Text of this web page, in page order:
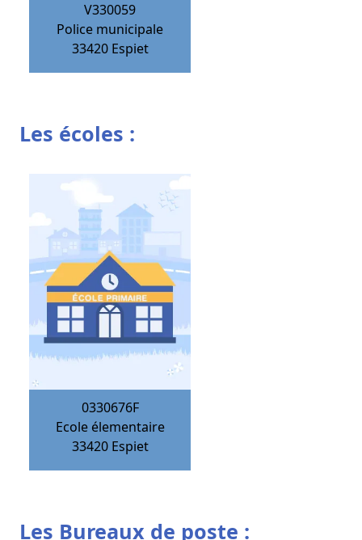
V330059
Police municipale
33420 Espiet
Les écoles :
0330676F
Ecole élementaire
33420 Espiet
Les Bureaux de poste :